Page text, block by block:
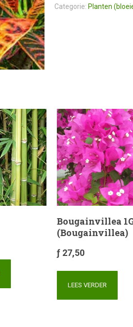
Categorie: Planten
Bougainvillea
(Bougainvillea)
ƒ 27,50
LEES VERDER